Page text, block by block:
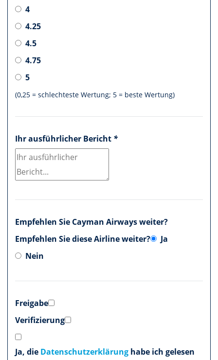
4
4.25
4.5
4.75
5
(0,25 = schlechteste Wertung; 5 = beste Wertung)
Ihr ausführlicher Bericht *
Empfehlen Sie Cayman Airways weiter?
Empfehlen Sie diese Airline weiter?
Ja
Nein
Freigabe
Verifizierung
Ja, die Datenschutzerklärung habe ich gelesen